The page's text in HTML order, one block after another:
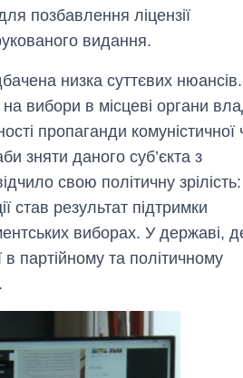
позбавлення ліцензії
видання.
низка суттєвих нюансів.
вибори в місцеві органи
пропаганди комуністичної
зняти даного суб’єкта з
свою політичну зрілість:
став результат підтримки
виборах. У державі,
партійному та політичному